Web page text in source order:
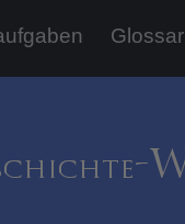
Glossar